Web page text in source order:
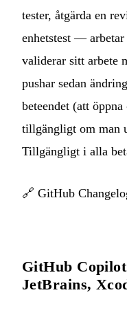
tester, åtgärda en
enhetstest —
validerar sitt arbete
pushar sedan
beteendet (att
tillgängligt om man
Tillgängligt i alla
🔗 GitHub
GitHub
JetBrains,